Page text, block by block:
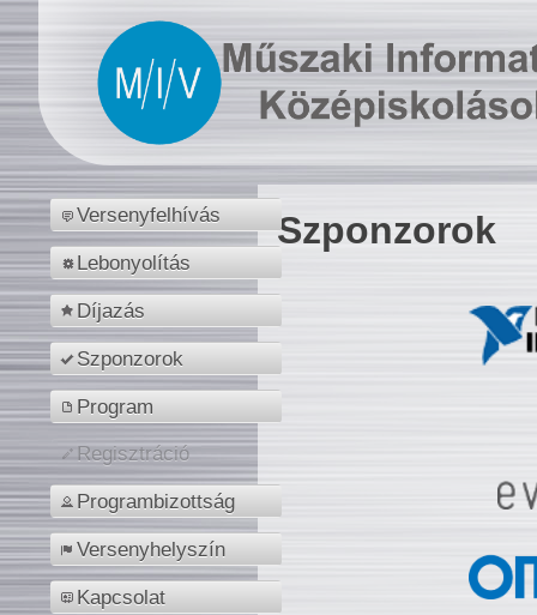
Versenyfelhívás
Lebonyolítás
Díjazás
Szponzorok
Program
Regisztráció
Programbizottság
Versenyhelyszín
Kapcsolat
Szponzorok